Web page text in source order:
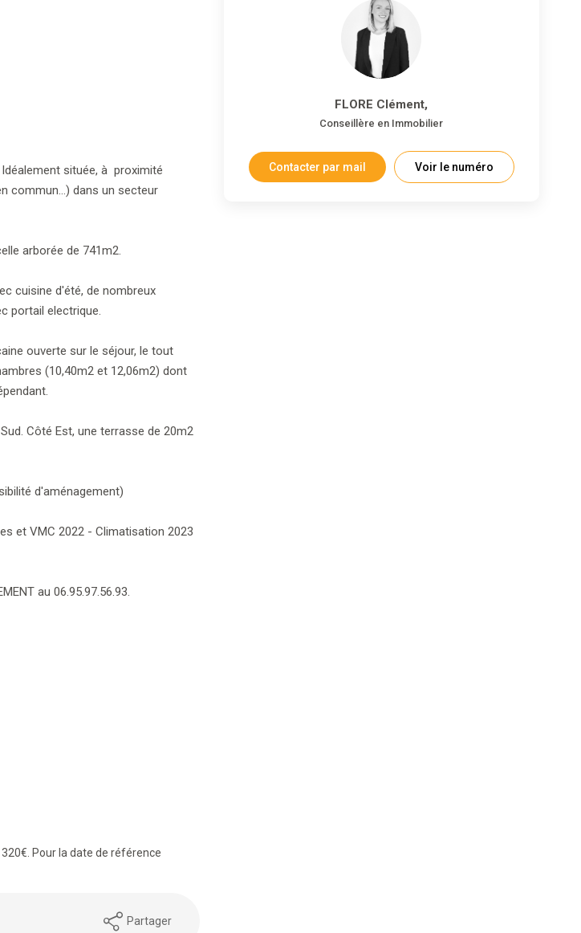
Idéalement située, à proximité
commun...) dans un secteur
arborée de 741m2.
cuisine d'été, de nombreux
portail electrique.
ouverte sur le séjour, le tout
(10,40m2 et 12,06m2) dont
Côté Est, une terrasse de 20m2
d'aménagement)
et VMC 2022 - Climatisation 2023
au 06.95.97.56.93.
Pour la date de référence
Partager
FLORE Clément,
Conseillère en Immobilier
Contacter par mail Voir le numéro